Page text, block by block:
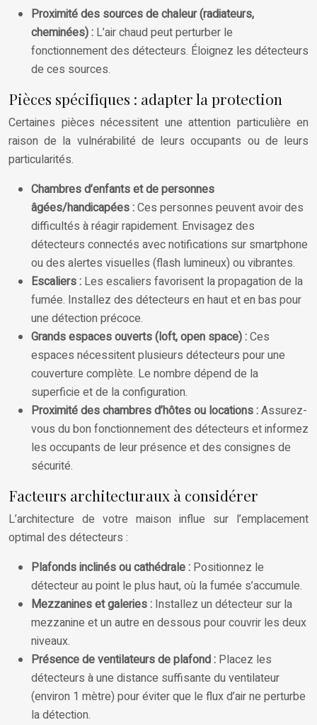
Proximité des sources de chaleur (radiateurs,
cheminées) : L’air chaud peut perturber le
fonctionnement des détecteurs. Éloignez les détecteurs
de ces sources.
Pièces spécifiques : adapter la protection
Certaines pièces nécessitent une attention particulière en
raison de la vulnérabilité de leurs occupants ou de leurs
particularités.
Chambres d’enfants et de personnes
âgées/handicapées :Ces personnes peuvent avoir des
difficultés à réagir rapidement. Envisagez des
détecteurs connectés avec notifications sur smartphone
ou des alertes visuelles (flash lumineux) ou vibrantes.
Escaliers : Les escaliers favorisent la propagation de la
fumée. Installez des détecteurs en haut et en bas pour
une détection précoce.
Grands espaces ouverts (loft, open space) :Ces
espaces nécessitent plusieurs détecteurs pour une
couverture complète. Le nombre dépend de la
superficie et de la configuration.
Proximité des chambres d’hôtes ou locations :Assurez-
vous du bon fonctionnement des détecteurs et informez
les occupants de leur présence et des consignes de
sécurité.
Facteurs architecturaux à considérer
L’architecture de votre maison influe sur l’emplacement
optimal des détecteurs :
Plafonds inclinés ou cathédrale : Positionnez le
détecteur au point le plus haut, où la fumée s’accumule.
Mezzanines et galeries : Installez un détecteur sur la
mezzanine et un autre en dessous pour couvrir les deux
niveaux.
Présence de ventilateurs de plafond : Placez les
détecteurs à une distance suffisante du ventilateur
(environ 1 mètre) pour éviter que le flux d’air ne perturbe
la détection.